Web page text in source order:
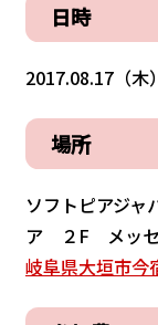
日時
2017.08.17（
場所
ソフトピアジ
ア ２F メッセ
岐阜県大垣市今